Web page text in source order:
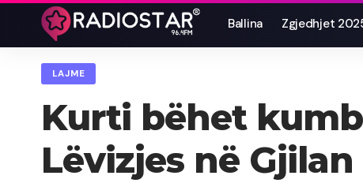
Ballina Zgjedhjet
LAJME
Kurti bëhet
Lëvizjes në Gjilan